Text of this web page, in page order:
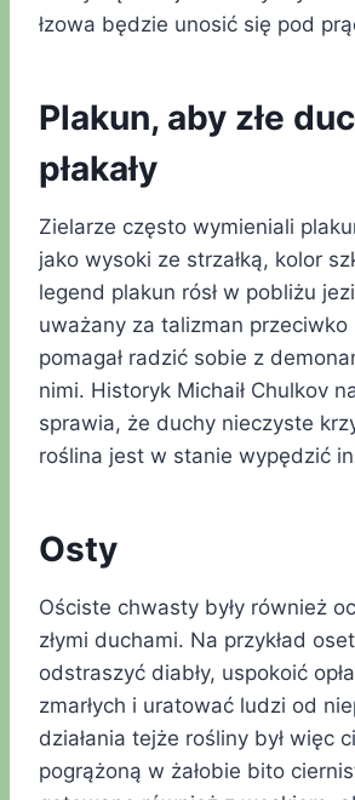
łzowa będzie unosić się pod
Plakun, aby złe
płakały
Zielarze często wymieniali
jako wysoki ze strzałką, kolor
legend plakun rósł w pobliżu
uważany za talizman przeciwko
pomagał radzić sobie z
nimi. Historyk Michaił Chulkov
sprawia, że duchy nieczyste
roślina jest w stanie wypędzić
Osty
Ościste chwasty były również
złymi duchami. Na przykład
odstraszyć diabły, uspokoić
zmarłych i uratować ludzi od
działania tejże rośliny był więc
pogrążoną w żałobie bito